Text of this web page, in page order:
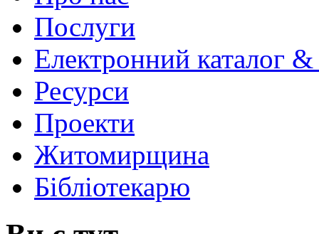
Послуги
Електронний каталог
Ресурси
Проекти
Житомирщина
Бібліотекарю